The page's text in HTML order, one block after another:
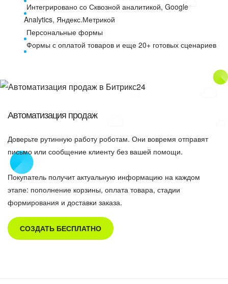
Интегрировано со Сквозной аналитикой, Google
Analytics, Яндекс.Метрикой
Персональные формы
Формы с оплатой товаров и еще 20+ готовых сценариев
Автоматизация продаж
Доверьте рутинную работу роботам. Они вовремя отправят
письмо или сообщение клиенту без вашей помощи.
Покупатель получит актуальную информацию на каждом
этапе: пополнение корзины, оплата товара, стадии
формирования и доставки заказа.
СОЗДАТЬ БЕСПЛАТНО